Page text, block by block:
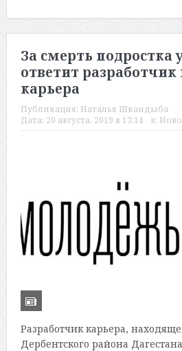
За смерть подростка
ответит разработчик
карьера
Публикация: Наталья Шкандыба
Дата: 20 августа, 2019 в 13:14 в:
Разработчик карьера,
Дербентского района